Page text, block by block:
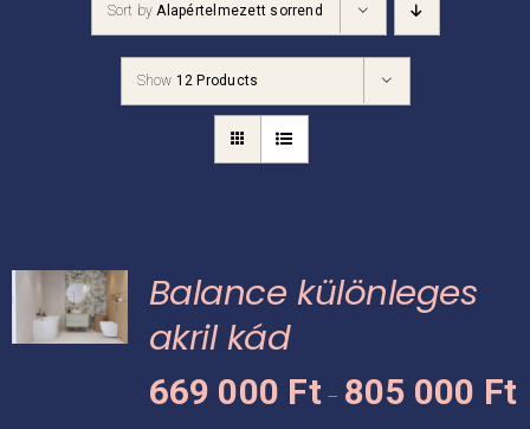
Kádpróba
Prestige-ről
Sort byAlapértelmezett sorrend
Show 12 Products
Balance különleges
akril kád
669 000 Ft – 805 000 Ft